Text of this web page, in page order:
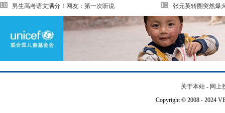
男生高考语文满分！网友：第一次听说
张元英转圈突然爆
关于本站 - 网上
Copyright © 2008 - 2024